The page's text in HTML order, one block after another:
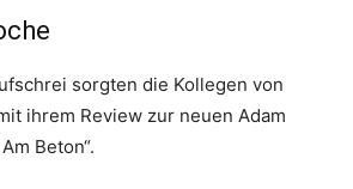
sorgten die Kollegen von
ihrem Review zur neuen Adam
Beton“.